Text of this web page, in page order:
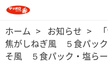
ホーム > お知らせ >
焦がしねぎ風 ５食パッ
そ風 ５食パック・塩ら